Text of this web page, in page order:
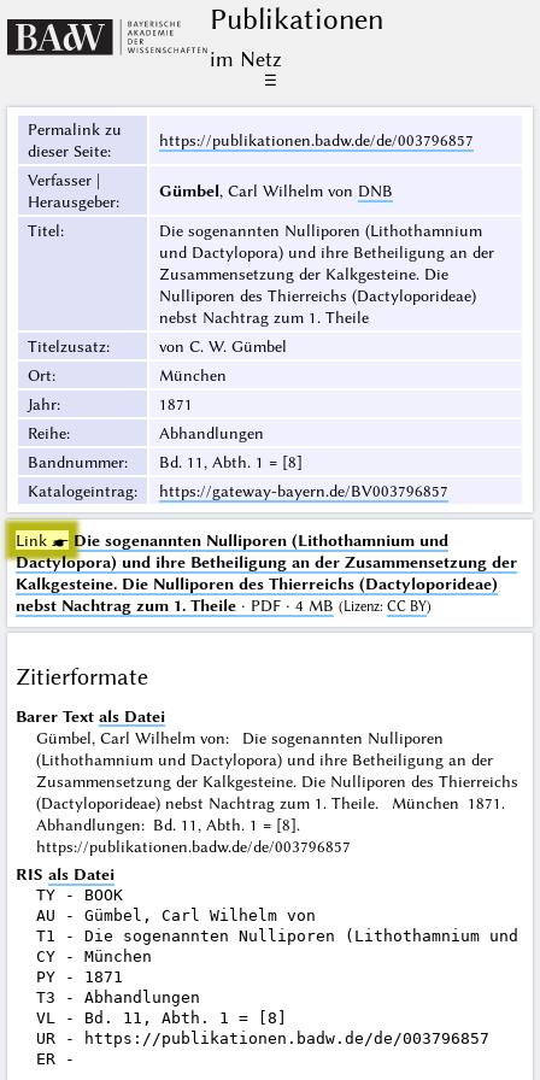
Publikationen
im Netz
☰
Permalink zu
dieser Seite:
https://publikationen.badw.de/de/003796857
Verfasser |
Herausgeber:
Gümbel, Carl Wilhelm von DNB
Titel:
Die sogenannten Nulliporen (Lithothamnium
und Dactylopora) und ihre Betheiligung an der
Zusammensetzung der Kalkgesteine. Die
Nulliporen des Thierreichs (Dactyloporideae)
nebst Nachtrag zum 1. Theile
Titelzusatz:
von C. W. Gümbel
Ort:
München
Jahr:
1871
Reihe:
Abhandlungen
Bandnummer:
Bd. 11, Abth. 1 = [8]
Katalogeintrag: https://gateway-bayern.de/BV003796857
Link ☛ Die sogenannten Nulliporen (Lithothamnium und
Dactylopora) und ihre Betheiligung an der Zusammensetzung der
Kalkgesteine. Die Nulliporen des Thierreichs (Dactyloporideae)
nebst Nachtrag zum 1. Theile· PDF · 4 MB (Lizenz: CC BY)
Zitierformate
Barer Text als Datei
Gümbel, Carl Wilhelm von: Die sogenannten Nulliporen
(Lithothamnium und Dactylopora) und ihre Betheiligung an der
Zusammensetzung der Kalkgesteine. Die Nulliporen des Thierreichs
(Dactyloporideae) nebst Nachtrag zum 1. Theile. München 1871.
Abhandlungen: Bd. 11, Abth. 1 = [8].
https://publikationen.badw.de/de/003796857
RIS als Datei
TY - BOOK
AU - Gümbel, Carl Wilhelm von
T1 - Die sogenannten Nulliporen (Lithothamnium
CY - München
PY - 1871
T3 - Abhandlungen
VL - Bd. 11, Abth. 1 = [8]
UR - https://publikationen.badw.de/de/003796857